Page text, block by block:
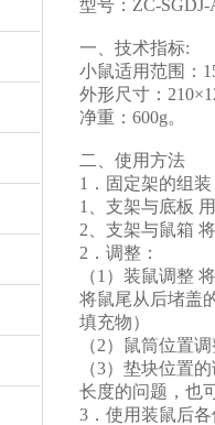
型号： ZC-SGDJ-
一、 技术指标:
小鼠适用范围：
外形尺寸：
净重： 600g。
二
、使用方法
1．固定架的组装
1、 支架与底板 用
2、 支架与鼠箱
2．调整 ：
（1）装鼠调整
将鼠尾从后堵盖
填充物）
（2）鼠筒位置
（3）垫块位置
长度的问题，也
3．使用装鼠后